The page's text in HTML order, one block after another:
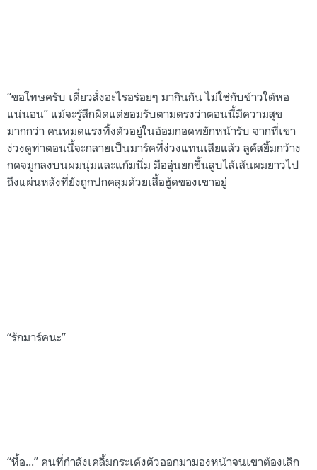
“ขอโทษครับ เดี๋ยวสั่งอะไรอร่อยๆ มากินกัน ไม่ใช่กับข้าวใต้หอ
แน่นอน” แม้จะรู้สึกผิดแต่ยอมรับตามตรงว่าตอนนี้มีความสุข
มากกว่า คนหมดแรงทิ้งตัวอยู่ในอ้อมกอดพยักหน้ารับ จากที่เขา
ง่วงดูท่าตอนนี้จะกลายเป็นมาร์คที่ง่วงแทนเสียแล้ว ลูคัสยิ้มกว้าง
กดจมูกลงบนผมนุ่มและแก้มนิ่ม มืออุ่นยกขึ้นลูบไล้เส้นผมยาวไป
ถึงแผ่นหลังที่ยังถูกปกคลุมด้วยเสื้อฮู้ดของเขาอยู่
“รักมาร์คนะ”
“หื้อ...” คนที่กำลังเคลิ้มกระเด้งตัวออกมามองหน้าจนเขาต้องเลิก